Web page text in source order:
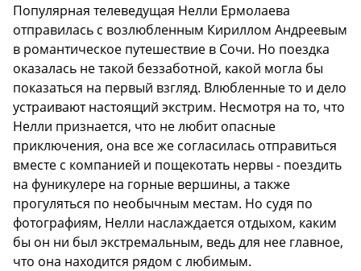
Популярная телеведущая Нелли Ермолаева
отправилась с возлюбленным Кириллом Андреевым
в романтическое путешествие в Сочи. Но поездка
оказалась не такой беззаботной, какой могла бы
показаться на первый взгляд. Влюбленные то и дело
устраивают настоящий экстрим. Несмотря на то, что
Нелли признается, что не любит опасные
приключения, она все же согласилась отправиться
вместе с компанией и пощекотать нервы - поездить
на фуникулере на горные вершины, а также
прогуляться по необычным местам. Но судя по
фотографиям, Нелли наслаждается отдыхом, каким
бы он ни был экстремальным, ведь для нее главное,
что она находится рядом с любимым.